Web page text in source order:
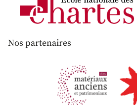
Nos partenaires